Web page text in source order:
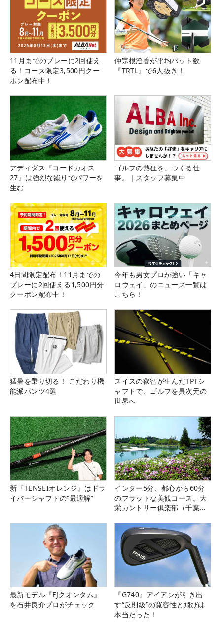
11月までのプレーに2回使え
る！コース限定3,500円クー
ポン配布中！
仲宗根澄香が平均パット数
『TRTL』で6人抜き！
アディダス『コードカオス
27』は強烈な蹴りでパワーを
生む
ゴルフの熱狂を、つくる仕
事。｜スタッフ募集中
4日間限定配布！11月までの
プレーに2回使える1,500円分
クーポン配布中！
今年も男女プロが強い「キャ
ロウェイ」のニュース一覧は
こちら！
猛暑を乗り切る！ こだわり機
能派パンツ4選
スイスの叡智が生んだTPTシ
ャフトで、ゴルフを異次元の
世界へ
新『TENSEIオレンジ』はドラ
イバーシャフトの“最適解”
インター5分、都心から60分
のフラットな美観コース。大
栄カントリー俱楽部（千葉
最新モデル『FJクオンタム』
を石井良介プロがチェック
『G740』アイアンが引き出
す“反則級”の寛容性と飛びは
本当だった！